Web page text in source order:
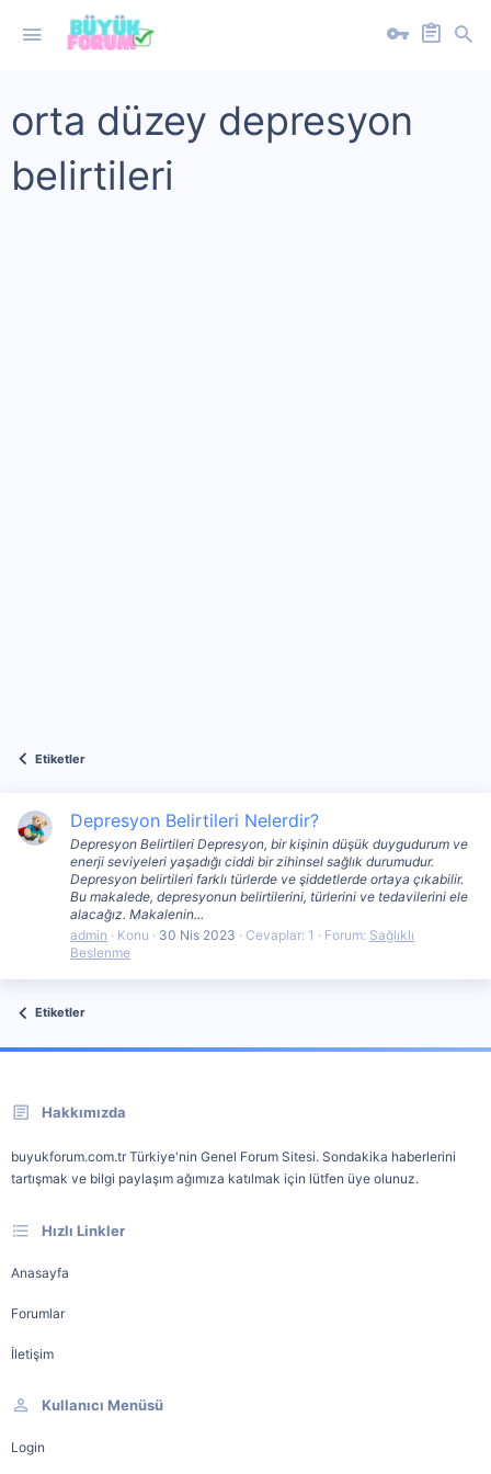
orta düzey depresyon
belirtileri
Etiketler
Depresyon Belirtileri Nelerdir?
Depresyon Belirtileri Depresyon, bir kişinin düşük duygudurum ve
enerji seviyeleri yaşadığı ciddi bir zihinsel sağlık durumudur.
Depresyon belirtileri farklı türlerde ve şiddetlerde ortaya çıkabilir.
Bu makalede, depresyonun belirtilerini, türlerini ve tedavilerini ele
alacağız. Makalenin...
admin
Konu 30 Nis 2023 Cevaplar: 1 Forum: Sağlıklı
Beslenme
Etiketler
Hakkımızda
buyukforum.com.tr Türkiye'nin Genel Forum Sitesi. Sondakika haberlerini
tartışmak ve bilgi paylaşım ağımıza katılmak için lütfen üye olunuz.
Hızlı Linkler
Anasayfa
Forumlar
İletişim
Kullanıcı Menüsü
Login